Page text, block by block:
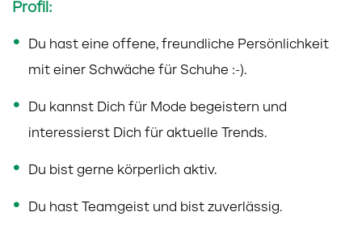
Profil:
Du hast eine offene, freundliche Persönlichkeit
mit einer Schwäche für Schuhe :-).
Du kannst Dich für Mode begeistern und
interessierst Dich für aktuelle Trends.
Du bist gerne körperlich aktiv.
Du hast Teamgeist und bist zuverlässig.